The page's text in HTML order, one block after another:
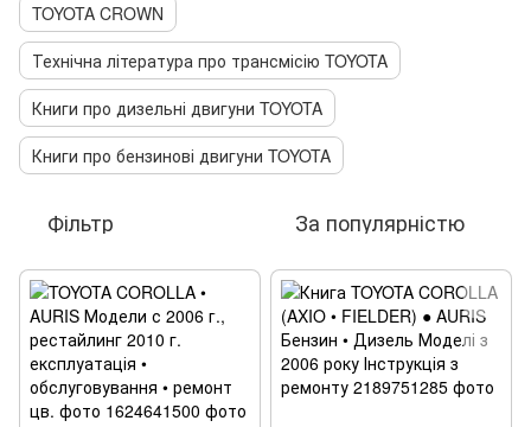
TOYOTA CROWN
Технічна література про трансмісію TOYOTA
Книги про дизельні двигуни TOYOTA
Книги про бензинові двигуни TOYOTA
Фільтр За популярністю